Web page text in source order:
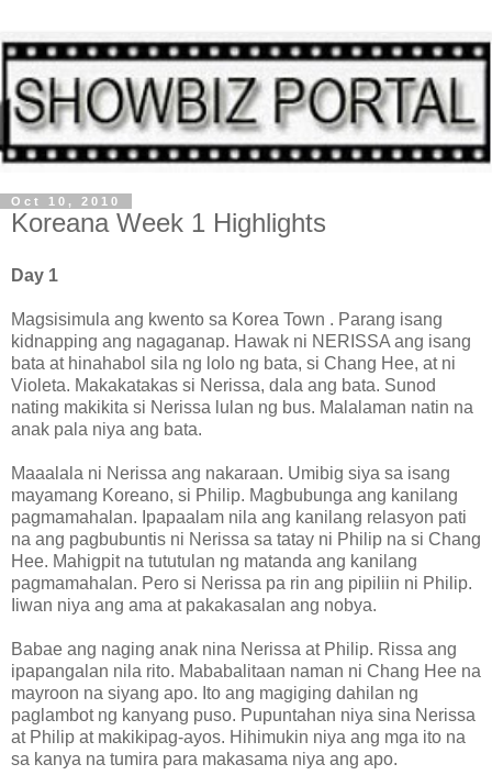
Oct 10, 2010
Koreana Week 1 Highlights
Day 1
Magsisimula ang kwento sa Korea Town . Parang isang
kidnapping ang nagaganap. Hawak ni NERISSA ang isang
bata at hinahabol sila ng lolo ng bata, si Chang Hee, at ni
Violeta. Makakatakas si Nerissa, dala ang bata. Sunod
nating makikita si Nerissa lulan ng bus. Malalaman natin na
anak pala niya ang bata.
Maaalala ni Nerissa ang nakaraan. Umibig siya sa isang
mayamang Koreano, si Philip. Magbubunga ang kanilang
pagmamahalan. Ipapaalam nila ang kanilang relasyon pati
na ang pagbubuntis ni Nerissa sa tatay ni Philip na si Chang
Hee. Mahigpit na tututulan ng matanda ang kanilang
pagmamahalan. Pero si Nerissa pa rin ang pipiliin ni Philip.
Iiwan niya ang ama at pakakasalan ang nobya.
Babae ang naging anak nina Nerissa at Philip. Rissa ang
ipapangalan nila rito. Mababalitaan naman ni Chang Hee na
mayroon na siyang apo. Ito ang magiging dahilan ng
paglambot ng kanyang puso. Pupuntahan niya sina Nerissa
at Philip at makikipag-ayos. Hihimukin niya ang mga ito na
sa kanya na tumira para makasama niya ang apo.